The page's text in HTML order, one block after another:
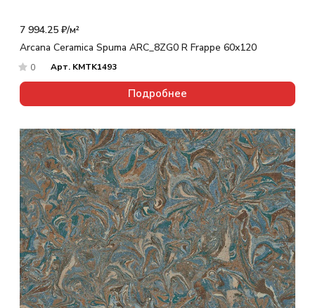
7 994.25 ₽/м²
Arcana Ceramica Spuma ARC_8ZG0 R Frappe 60x120
0 Арт. KMTK1493
Подробнее